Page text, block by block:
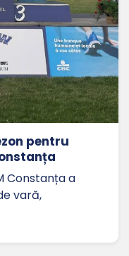
pentru
Constanța a
vară,